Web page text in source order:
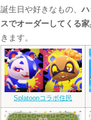
誕生日や好きなもの、ハ
スでオーダーしてくる家
きます。
Splatoonコラボ住民